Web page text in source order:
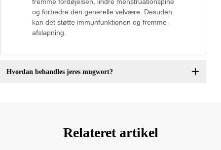
og forbedre den generelle velvære. Desuden
kan det støtte immunfunktionen og fremme
afslapning.
Hvordan behandles jeres mugwort?
Relateret artikel